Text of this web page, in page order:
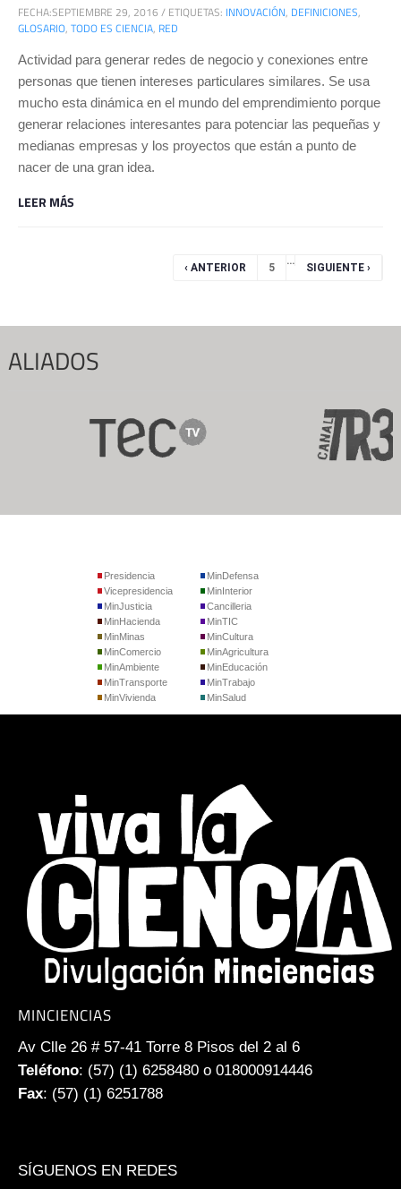
FECHA:SEPTIEMBRE 29, 2016 / ETIQUETAS: INNOVACIÓN, DEFINICIONES,
GLOSARIO, TODO ES CIENCIA, RED
Actividad para generar redes de negocio y conexiones entre
personas que tienen intereses particulares similares. Se usa
mucho esta dinámica en el mundo del emprendimiento porque
generar relaciones interesantes para potenciar las pequeñas y
medianas empresas y los proyectos que están a punto de
nacer de una gran idea.
LEER MÁS
‹ ANTERIOR 5
…
SIGUIENTE ›
ALIADOS
Presidencia
Vicepresidencia
MinJusticia
MinDefensa
MinInterior
Cancilleria
MinHacienda
MinMinas
MinComercio
MinTIC
MinCultura
MinAgricultura
MinAmbiente
MinTransporte
MinVivienda
MinEducación
MinTrabajo
MinSalud
MINCIENCIAS
Av Clle 26 # 57-41 Torre 8 Pisos del 2 al 6
Teléfono: (57) (1) 6258480 o 018000914446
Fax: (57) (1) 6251788
SÍGUENOS EN REDES